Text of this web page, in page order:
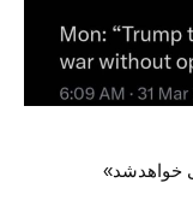
خواهدشد»